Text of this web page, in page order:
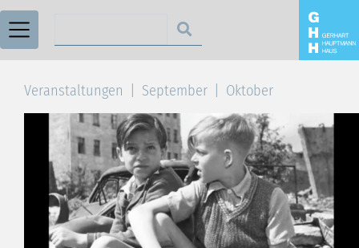
Veranstaltungen September Oktober